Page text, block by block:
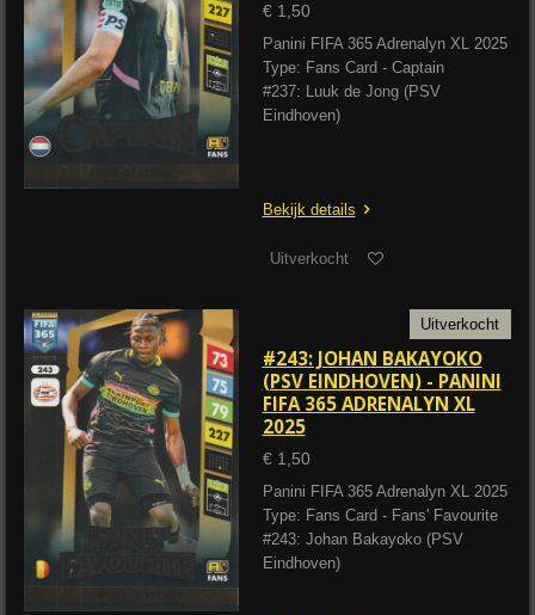
€ 1,50
Panini FIFA 365 Adrenalyn XL 2025
Type: Fans Card - Captain
#237: Luuk de Jong (PSV
Eindhoven)
Bekijk details
Uitverkocht
Uitverkocht
#243: JOHAN BAKAYOKO
(PSV EINDHOVEN) - PANINI
FIFA 365 ADRENALYN XL
2025
€ 1,50
Panini FIFA 365 Adrenalyn XL 2025
Type: Fans Card - Fans' Favourite
#243: Johan Bakayoko (PSV
Eindhoven)